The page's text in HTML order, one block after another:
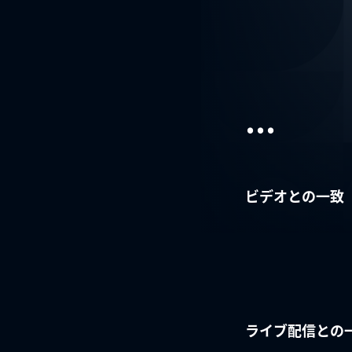
...
ビデオとの一致
ライブ配信との